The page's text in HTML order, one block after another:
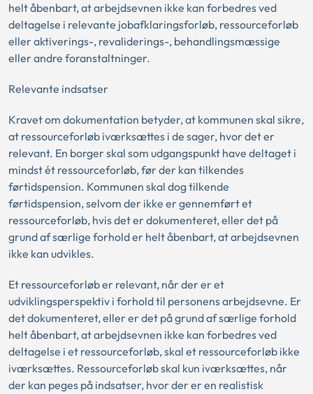
helt åbenbart, at arbejdsevnen ikke kan forbedres ved
deltagelse i relevante jobafklaringsforløb, ressourceforløb
eller aktiverings-, revaliderings-, behandlingsmæssige
eller andre foranstaltninger.
Relevante indsatser
Kravet om dokumentation betyder, at kommunen skal sikre,
at ressourceforløb iværksættes i de sager, hvor det er
relevant. En borger skal som udgangspunkt have deltaget i
mindst ét ressourceforløb, før der kan tilkendes
førtidspension. Kommunen skal dog tilkende
førtidspension, selvom der ikke er gennemført et
ressourceforløb, hvis det er dokumenteret, eller det på
grund af særlige forhold er helt åbenbart, at arbejdsevnen
ikke kan udvikles.
Et ressourceforløb er relevant, når der er et
udviklingsperspektiv i forhold til personens arbejdsevne. Er
det dokumenteret, eller er det på grund af særlige forhold
helt åbenbart, at arbejdsevnen ikke kan forbedres ved
deltagelse i et ressourceforløb, skal et ressourceforløb ikke
iværksættes. Ressourceforløb skal kun iværksættes, når
der kan peges på indsatser, hvor der er en realistisk